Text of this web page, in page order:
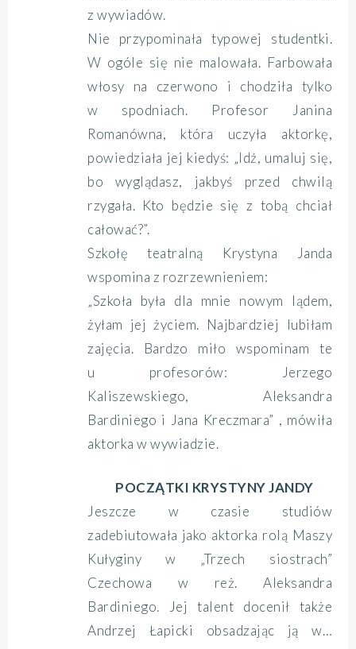
z wywiadów.
Nie przypominała typowej studentki.
W ogóle się nie malowała. Farbowała
włosy na czerwono i chodziła tylko
w spodniach. Profesor Janina
Romanówna, która uczyła aktorkę,
powiedziała jej kiedyś: „Idź, umaluj się,
bo wyglądasz, jakbyś przed chwilą
rzygała. Kto będzie się z tobą chciał
całować?”.
Szkołę teatralną Krystyna Janda
wspomina z rozrzewnieniem:
„Szkoła była dla mnie nowym lądem,
żyłam jej życiem. Najbardziej lubiłam
zajęcia. Bardzo miło wspominam te
u profesorów: Jerzego
Kaliszewskiego, Aleksandra
Bardiniego i Jana Kreczmara” , mówiła
aktorka w wywiadzie.
POCZĄTKI KRYSTYNY JANDY
Jeszcze w czasie studiów
zadebiutowała jako aktorka rolą Maszy
Kułyginy w „Trzech siostrach”
Czechowa w reż. Aleksandra
Bardiniego. Jej talent docenił także
Andrzej Łapicki obsadzając ją w…